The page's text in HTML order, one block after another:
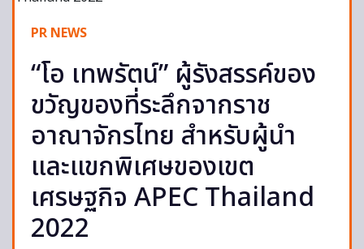
PR NEWS
“โอ เทพรัตน์” ผู้รังสรรค์ของ
ขวัญของที่ระลึกจากราช
อาณาจักรไทย สำหรับผู้นำ
และแขกพิเศษของเขต
เศรษฐกิจ APEC Thailand
2022